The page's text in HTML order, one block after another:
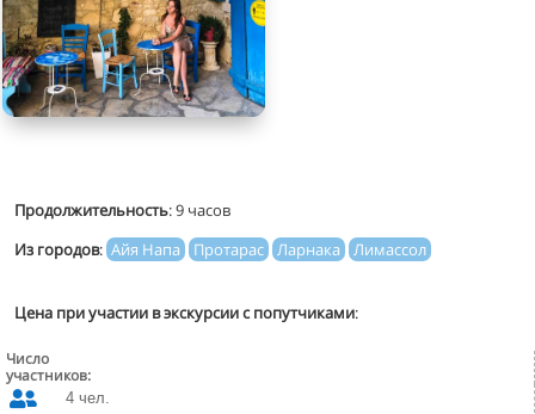
Продолжительность: 9 часов
Из городов: Айя Напа Протарас Ларнака Лимассол
Цена при участии в экскурсии с попутчиками:
Число
участников:
 4 чел.